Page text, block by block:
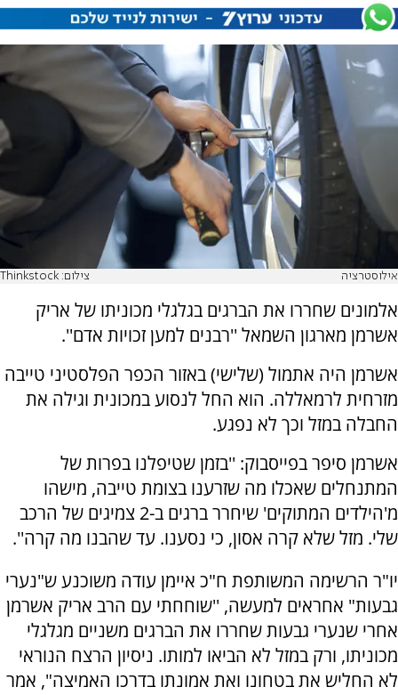
אילוסטרציה צילום: Thinkstock
אלמונים שחררו את הברגים בגלגלי מכוניתו של אריק
אשרמן מארגון השמאל ''רבנים למען זכויות אדם''.
אשרמן היה אתמול (שלישי) באזור הכפר הפלסטיני טייבה
מזרחית לרמאללה. הוא החל לנסוע במכונית וגילה את
החבלה במזל וכך לא נפגע.
אשרמן סיפר בפייסבוק: ''בזמן שטיפלנו בפרות של
המתנחלים שאכלו מה שזרענו בצומת טייבה, מישהו
מ'הילדים המתוקים' שיחרר ברגים ב-2 צמיגים של הרכב
שלי. מזל שלא קרה אסון, כי נסענו. עד שהבנו מה קרה''.
יו"ר הרשימה המשותפת ח"כ איימן עודה משוכנע ש"נערי
גבעות" אחראים למעשה, ''שוחחתי עם הרב אריק אשרמן
אחרי שנערי גבעות שחררו את הברגים משניים מגלגלי
מכוניתו, ורק במזל לא הביאו למותו. ניסיון הרצח הנוראי
לא החליש את בטחונו ואת אמונתו בדרכו האמיצה", אמר